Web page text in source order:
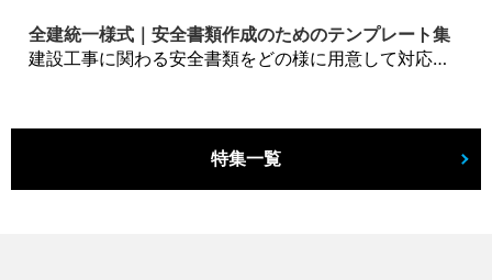
全建統一様式｜安全書類作成のためのテンプレート集
建設工事に関わる安全書類をどの様に用意して対応するか？関連書式テンプレートから書き方の注意点などの役立つコラムをbizoceanがお届けします。
特集一覧